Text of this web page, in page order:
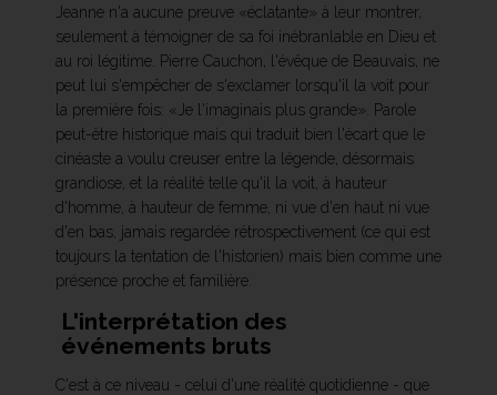
Jeanne n'a aucune preuve «éclatante» à leur montrer,
seulement à témoigner de sa foi inébranlable en Dieu et
au roi légitime. Pierre Cauchon, l'évêque de Beauvais, ne
peut lui s'empêcher de s'exclamer lorsqu'il la voit pour
la première fois: «Je l'imaginais plus grande». Parole
peut-être historique mais qui traduit bien l'écart que le
cinéaste a voulu creuser entre la légende, désormais
grandiose, et la réalité telle qu'il la voit, à hauteur
d'homme, à hauteur de femme, ni vue d'en haut ni vue
d'en bas, jamais regardée rétrospectivement (ce qui est
toujours la tentation de l'historien) mais bien comme une
présence proche et familière.
L'interprétation des
événements bruts
C'est à ce niveau - celui d'une réalité quotidienne - que